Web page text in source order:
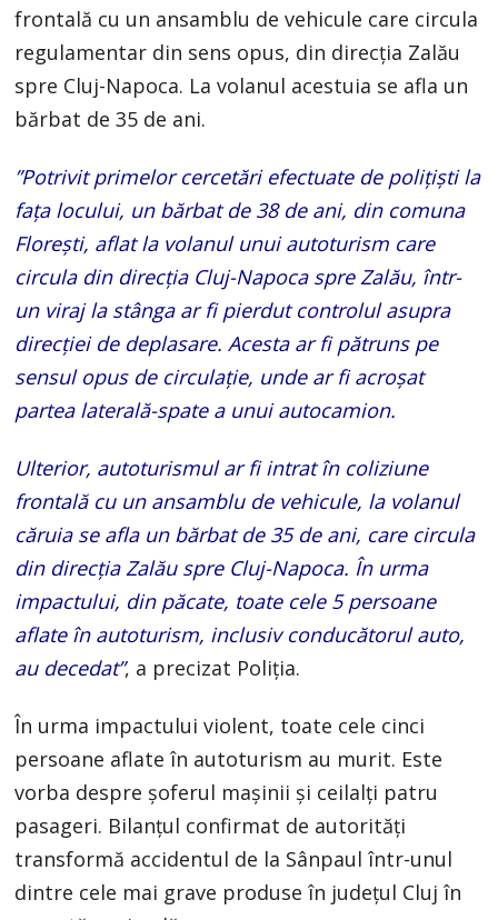
frontală cu un ansamblu de vehicule care circula
regulamentar din sens opus, din direcția Zalău
spre Cluj-Napoca. La volanul acestuia se afla un
bărbat de 35 de ani.
”Potrivit primelor cercetări efectuate de poliţişti la
faţa locului, un bărbat de 38 de ani, din comuna
Floreşti, aflat la volanul unui autoturism care
circula din direcţia Cluj-Napoca spre Zalău, într-
un viraj la stânga ar fi pierdut controlul asupra
direcţiei de deplasare. Acesta ar fi pătruns pe
sensul opus de circulaţie, unde ar fi acroşat
partea laterală-spate a unui autocamion.
Ulterior, autoturismul ar fi intrat în coliziune
frontală cu un ansamblu de vehicule, la volanul
căruia se afla un bărbat de 35 de ani, care circula
din direcţia Zalău spre Cluj-Napoca. În urma
impactului, din păcate, toate cele 5 persoane
aflate în autoturism, inclusiv conducătorul auto,
au decedat”, a precizat Poliţia.
În urma impactului violent, toate cele cinci
persoane aflate în autoturism au murit. Este
vorba despre șoferul mașinii și ceilalți patru
pasageri. Bilanțul confirmat de autorități
transformă accidentul de la Sânpaul într-unul
dintre cele mai grave produse în județul Cluj în